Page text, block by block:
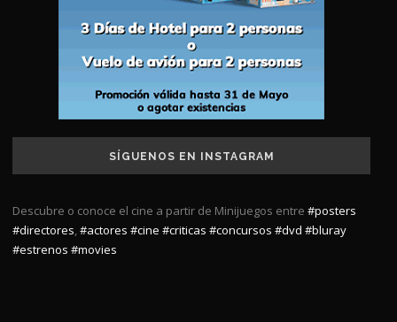
SÍGUENOS EN INSTAGRAM
Descubre o conoce el cine a partir de Minijuegos entre #posters
#directores,#actores #cine #criticas #concursos #dvd #bluray
#estrenos #movies